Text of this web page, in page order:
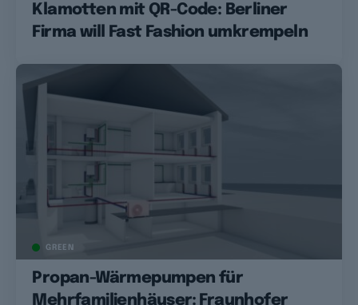
Klamotten mit QR-Code: Berliner
Firma will Fast Fashion umkrempeln
GREEN
Propan-Wärmepumpen für
Mehrfamilienhäuser: Fraunhofer